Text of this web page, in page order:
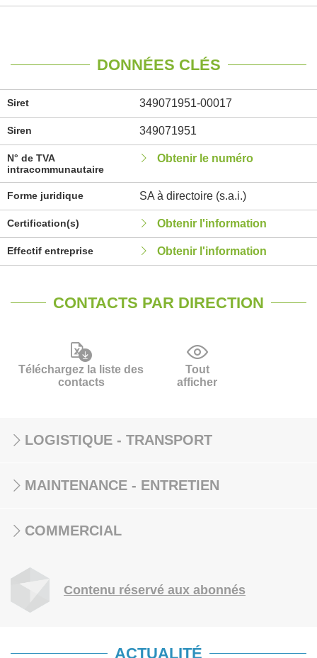
DONNÉES CLÉS
Siret 349071951-00017
Siren 349071951
N° de TVA
intracommunautaire
Obtenir le numéro
Forme juridique SA à directoire (s.a.i.)
Certification(s) Obtenir l'information
Effectif entreprise Obtenir l'information
CONTACTS PAR DIRECTION
Téléchargez la liste des
contacts
Tout
afficher
LOGISTIQUE - TRANSPORT
MAINTENANCE - ENTRETIEN
COMMERCIAL
Contenu réservé aux abonnés
ACTUALITÉ